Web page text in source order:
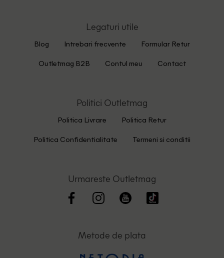
Legaturi utile
Blog Intrebari frecvente Formular Retur
Outletmag B2B Contul meu Contact
Politici Outletmag
Politica Livrare Politica Retur
Politica Confidentialitate Termeni si conditii
Urmareste Outletmag
Metode de plata